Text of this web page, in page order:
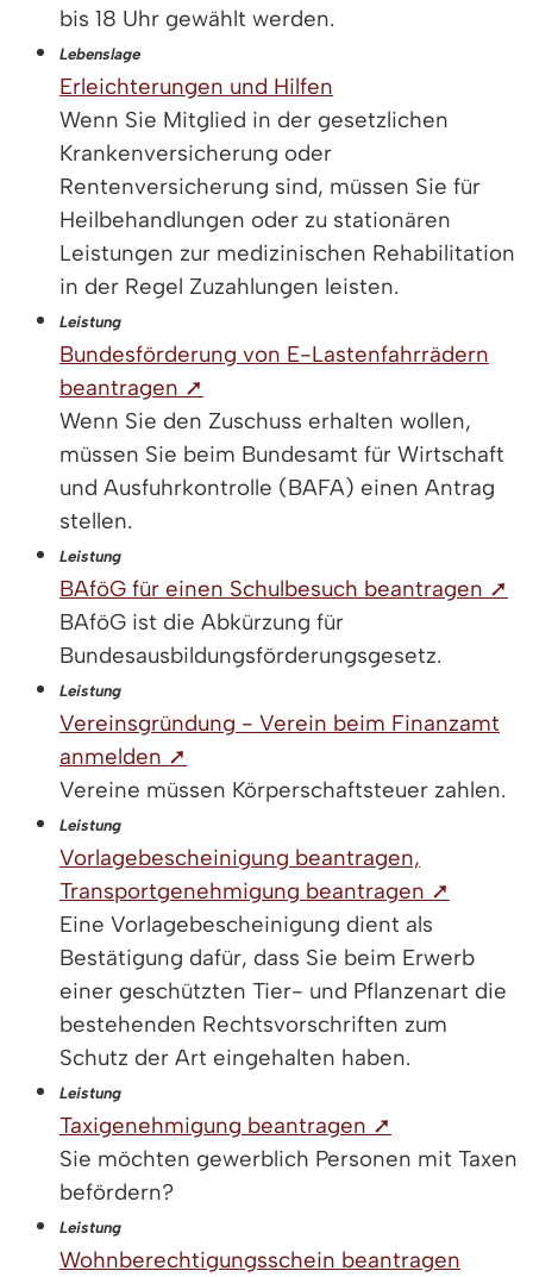
bis 18 Uhr gewählt werden.
Lebenslage
Erleichterungen und Hilfen
Wenn Sie Mitglied in der gesetzlichen
Krankenversicherung oder
Rentenversicherung sind, müssen Sie für
Heilbehandlungen oder zu stationären
Leistungen zur medizinischen Rehabilitation
in der Regel Zuzahlungen leisten.
Leistung
Bundesförderung von E-Lastenfahrrädern
beantragen ➚
Wenn Sie den Zuschuss erhalten wollen,
müssen Sie beim Bundesamt für Wirtschaft
und Ausfuhrkontrolle (BAFA) einen Antrag
stellen.
Leistung
BAföG für einen Schulbesuch beantragen ➚
BAföG ist die Abkürzung für
Bundesausbildungsförderungsgesetz.
Leistung
Vereinsgründung - Verein beim Finanzamt
anmelden ➚
Vereine müssen Körperschaftsteuer zahlen.
Leistung
Vorlagebescheinigung beantragen,
Transportgenehmigung beantragen ➚
Eine Vorlagebescheinigung dient als
Bestätigung dafür, dass Sie beim Erwerb
einer geschützten Tier- und Pflanzenart die
bestehenden Rechtsvorschriften zum
Schutz der Art eingehalten haben.
Leistung
Taxigenehmigung beantragen ➚
Sie möchten gewerblich Personen mit Taxen
befördern?
Leistung
Wohnberechtigungsschein beantragen